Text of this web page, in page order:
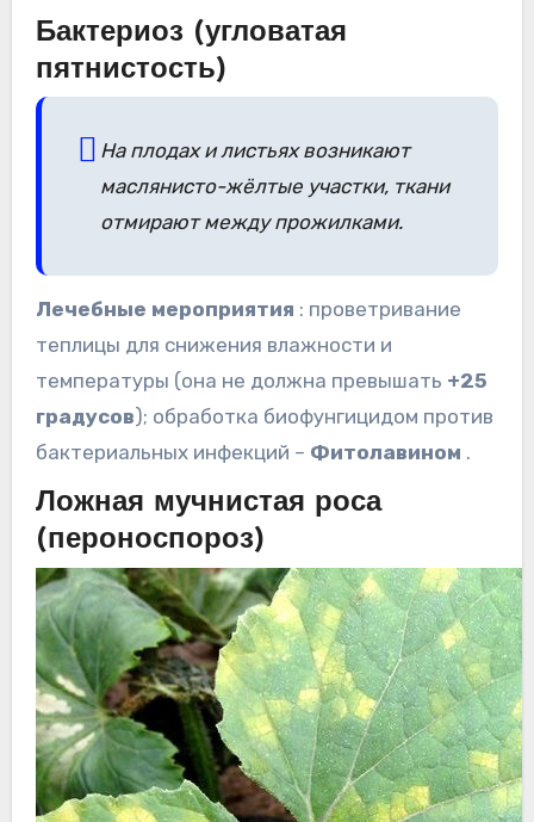
Бактериоз (угловатая
пятнистость)
На плодах и листьях возникают
маслянисто-жёлтые участки, ткани
отмирают между прожилками.
Лечебные мероприятия : проветривание
теплицы для снижения влажности и
температуры (она не должна превышать +25
градусов); обработка биофунгицидом против
бактериальных инфекций – Фитолавином .
Ложная мучнистая роса
(пероноспороз)